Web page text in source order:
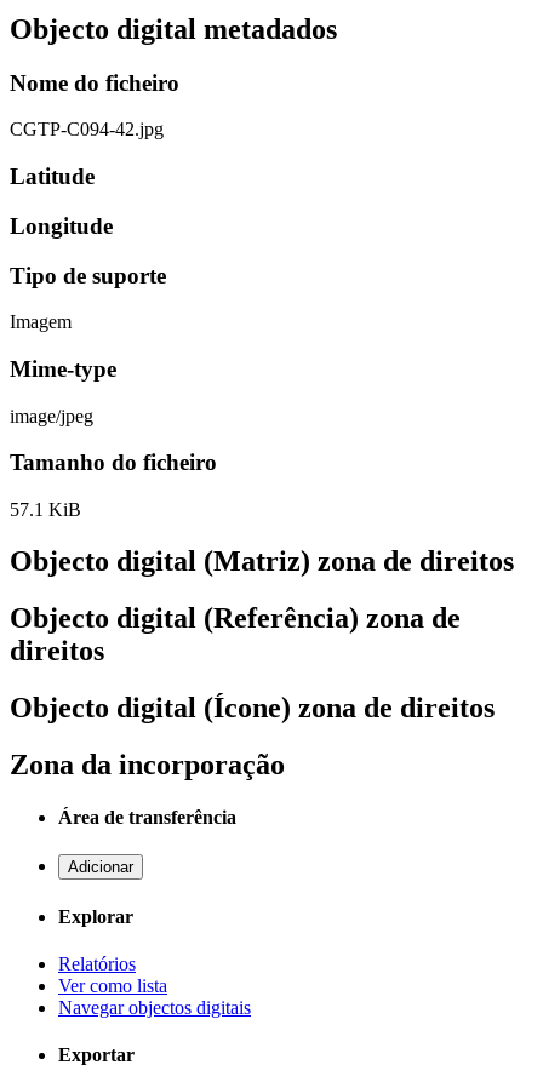
Objecto digital metadados
Nome do ficheiro
CGTP-C094-42.jpg
Latitude
Longitude
Tipo de suporte
Imagem
Mime-type
image/jpeg
Tamanho do ficheiro
57.1 KiB
Objecto digital (Matriz) zona de direitos
Objecto digital (Referência) zona de
direitos
Objecto digital (Ícone) zona de direitos
Zona da incorporação
Área de transferência
Adicionar
Explorar
Relatórios
Ver como lista
Navegar objectos digitais
Exportar